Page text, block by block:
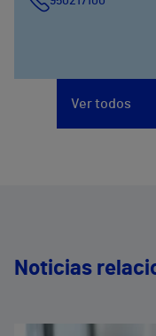
Ver todos
Noticias